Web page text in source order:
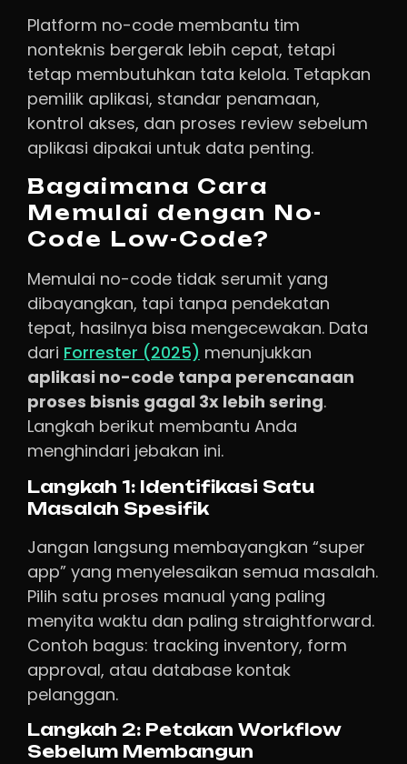
Platform no-code membantu tim
nonteknis bergerak lebih cepat, tetapi
tetap membutuhkan tata kelola. Tetapkan
pemilik aplikasi, standar penamaan,
kontrol akses, dan proses review sebelum
aplikasi dipakai untuk data penting.
Bagaimana Cara
Memulai dengan No-
Code Low-Code?
Memulai no-code tidak serumit yang
dibayangkan, tapi tanpa pendekatan
tepat, hasilnya bisa mengecewakan. Data
dari Forrester (2025) menunjukkan
aplikasi no-code tanpa perencanaan
proses bisnis gagal 3x lebih sering.
Langkah berikut membantu Anda
menghindari jebakan ini.
Langkah 1: Identifikasi Satu
Masalah Spesifik
Jangan langsung membayangkan “super
app” yang menyelesaikan semua masalah.
Pilih satu proses manual yang paling
menyita waktu dan paling straightforward.
Contoh bagus: tracking inventory, form
approval, atau database kontak
pelanggan.
Langkah 2: Petakan Workflow
Sebelum Membangun